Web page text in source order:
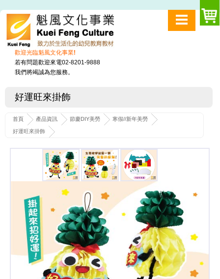
歡迎光臨魁風文化事業!
若有問題歡迎來電02-8201-9888
我們將竭誠為您服務。
好運旺來掛飾
首頁 產品資訊 節慶DIY美勞 寒假//新年美勞
好運旺來掛飾